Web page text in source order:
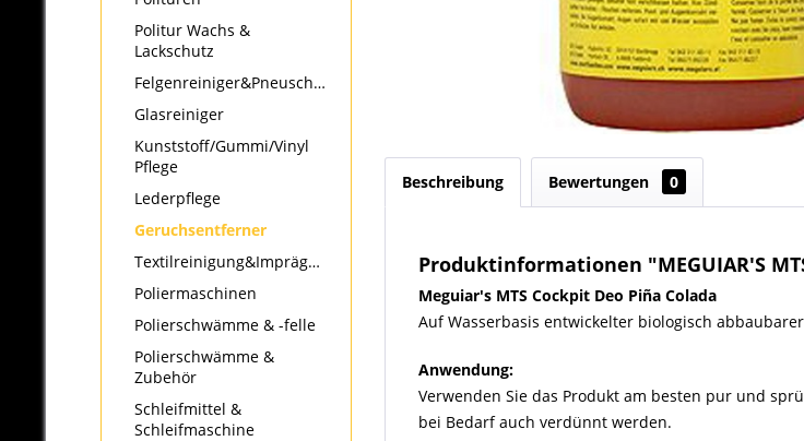
Politur Wachs &
Lackschutz
Felgenreiniger&Pneuschwärzer
Glasreiniger
Kunststoff/Gummi/Vinyl
Pflege
Lederpflege
Geruchsentferner
Textilreinigung&Imprägnierung
Poliermaschinen
Polierschwämme & -felle
Polierschwämme &
Zubehör
Schleifmittel &
Schleifmaschine
Beschreibung Bewertungen 0
Produktinformationen "MEGUIAR'S
Meguiar's MTS Cockpit Deo Piña Colada
Auf Wasserbasis entwickelter biologisch
Anwendung:
Verwenden Sie das Produkt am besten pur und
bei Bedarf auch verdünnt werden.